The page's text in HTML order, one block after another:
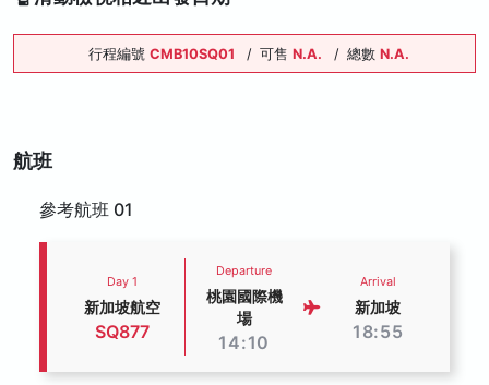
行程編號 CMB10SQ01 / 可售 N.A. / 總數 N.A.
航班
參考航班 01
Day 1
新加坡航空
SQ877
Departure
桃園國際機
場
14:10
Arrival
新加坡
18:55